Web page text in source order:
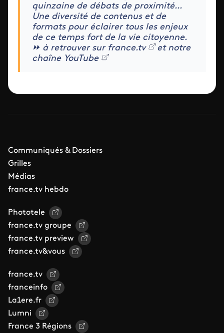
quinzaine de débats de proximité...
Une diversité de contenus et de
formats pour éclairer tous les enjeux
de ce temps fort de la vie citoyenne.
⏩ à retrouver sur france.tv
et notre
chaîne YouTube
Communiqués & Dossiers
Grilles
Médias
france.tv hebdo
Phototele
france.tv groupe
france.tv preview
france.tv&vous
france.tv
franceinfo
La1ere.fr
Lumni
France 3 Régions